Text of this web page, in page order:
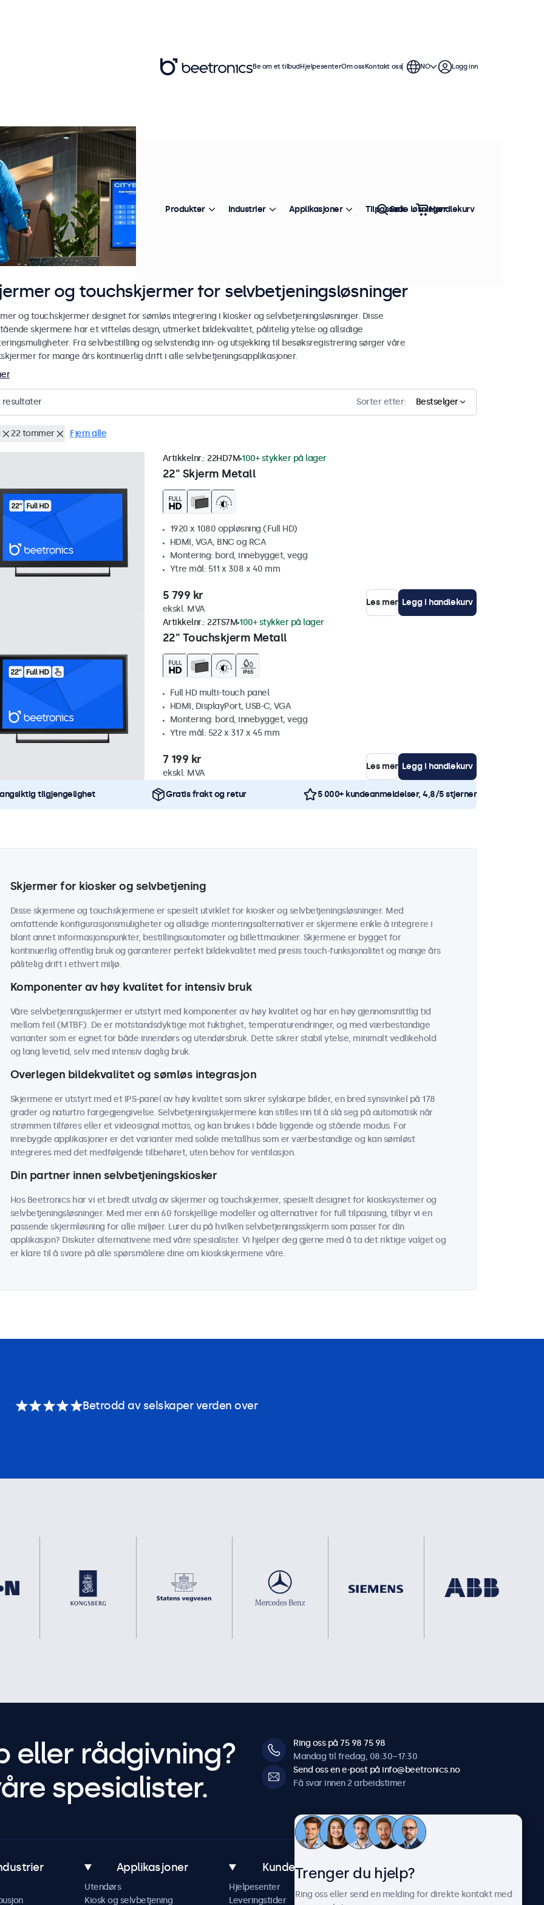
og touchskjermer for selvbetjeningsløsninger
og touchskjermer designet for sømløs integrering i kiosker og selvbetjeningsløsninger. Disse
skjermene har et vifteløs design, utmerket bildekvalitet, pålitelig ytelse og allsidige
Fra selvbestilling og selvstendig inn- og utsjekking til besøksregistrering sørger våre
for mange års kontinuerlig drift i alle selvbetjeningsapplikasjoner.
resultater Sorter etter: Bestselger
22 tommer Fjern alle
22" Skjerm Metall
Artikkelnr.: 22HD7M 100+ stykker på lager
1920 x 1080 oppløsning (Full HD)
HDMI, VGA, BNC og RCA
Montering: bord, innebygget, vegg
Ytre mål: 511 x 308 x 40 mm
5 799 kr
ekskl. MVA
Les mer Legg i handlekurv
22" Touchskjerm Metall
Artikkelnr.: 22TS7M 100+ stykker på lager
Full HD multi-touch panel
HDMI, DisplayPort, USB-C, VGA
Montering: bord, innebygget, vegg
Ytre mål: 522 x 317 x 45 mm
7 199 kr
ekskl. MVA
Les mer Legg i handlekurv
tilgjengelighet Gratis frakt og retur 5 000+ kundeanmeldelser, 4,8/5 stjerner
Skjermer for kiosker og selvbetjening
Disse skjermene og touchskjermene er spesielt utviklet for kiosker og selvbetjeningsløsninger. Med
omfattende konfigurasjonsmuligheter og allsidige monteringsalternativer er skjermene enkle å integrere i
blant annet informasjonspunkter, bestillingsautomater og billettmaskiner. Skjermene er bygget for
kontinuerlig offentlig bruk og garanterer perfekt bildekvalitet med presis touch-funksjonalitet og mange års
pålitelig drift i ethvert miljø.
Komponenter av høy kvalitet for intensiv bruk
Våre selvbetjeningsskjermer er utstyrt med komponenter av høy kvalitet og har en høy gjennomsnittlig tid
mellom feil (MTBF). De er motstandsdyktige mot fuktighet, temperaturendringer, og med værbestandige
varianter som er egnet for både innendørs og utendørsbruk. Dette sikrer stabil ytelse, minimalt vedlikehold
og lang levetid, selv med intensiv daglig bruk.
Overlegen bildekvalitet og sømløs integrasjon
Skjermene er utstyrt med et IPS-panel av høy kvalitet som sikrer sylskarpe bilder, en bred synsvinkel på 178
grader og naturtro fargegjengivelse. Selvbetjeningsskjermene kan stilles inn til å slå seg på automatisk når
strømmen tilføres eller et videosignal mottas, og kan brukes i både liggende og stående modus. For
innebygde applikasjoner er det varianter med solide metallhus som er værbestandige og kan sømløst
integreres med det medfølgende tilbehøret, uten behov for ventilasjon.
Din partner innen selvbetjeningskiosker
Hos Beetronics har vi et bredt utvalg av skjermer og touchskjermer, spesielt designet for kiosksystemer og
selvbetjeningsløsninger. Med mer enn 60 forskjellige modeller og alternativer for full tilpasning, tilbyr vi en
passende skjermløsning for alle miljøer. Lurer du på hvilken selvbetjeningsskjerm som passer for din
applikasjon? Diskuter alternativene med våre spesialister. Vi hjelper deg gjerne med å ta det riktige valget og
er klare til å svare på alle spørsmålene dine om kioskskjermene våre.
Be om et tilbudHjelpesenterOm ossKontakt oss NO Logg inn
Produkter Industrier Applikasjoner Tilpassede løsninger
Søk Handlekurv
Betrodd av selskaper verden over
eller rådgivning?
spesialister.
Ring oss på 75 98 75 98
Mandag til fredag, 08:30–17:30
Send oss en e-post på info@beetronics.no
Få svar innen 2 arbeidstimer
Applikasjoner
Utendørs
Kiosk og selvbetjening
Kundeservice
Hjelpesenter
Leveringstider
Om Beetronics
Nyheter & oppdateringer
Trenger du hjelp?
Ring oss eller send en melding for direkte kontakt med